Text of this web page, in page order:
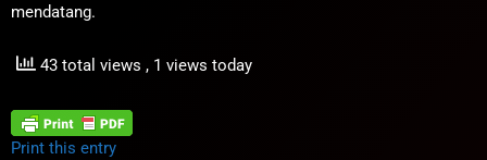
mendatang.
43 total views , 1 views today
Print this entry